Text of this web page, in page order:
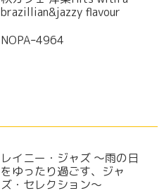
brazillian&jazzy flavour
NOPAｰ4964
レイニー・ジャズ ～雨の日
をゆったり過ごす、ジャ
ズ・セレクション～